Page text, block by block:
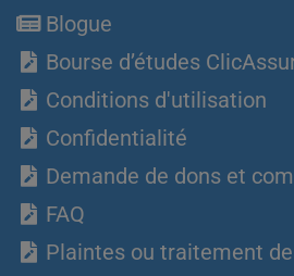
Blogue
Bourse d’études
Conditions d'utilisation
Confidentialité
Demande de dons et
FAQ
Plaintes ou traitement